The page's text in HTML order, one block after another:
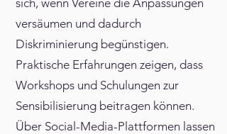
sich, wenn Vereine die Anpassungen
versäumen und dadurch
Diskriminierung begünstigen.
Praktische Erfahrungen zeigen, dass
Workshops und Schulungen zur
Sensibilisierung beitragen können.
Über Social-Media-Plattformen lassen